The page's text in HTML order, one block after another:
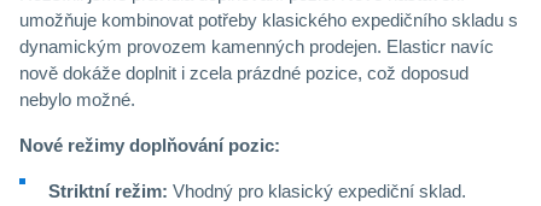
umožňuje kombinovat potřeby klasického expedičního skladu s
dynamickým provozem kamenných prodejen. Elasticr navíc
nově dokáže doplnit i zcela prázdné pozice, což doposud
nebylo možné.
Nové režimy doplňování pozic:
Striktní režim: Vhodný pro klasický expediční sklad.